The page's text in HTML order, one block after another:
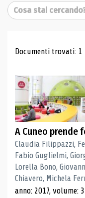
Cerca
Risultati
Documenti trovati: 1
A Cuneo prende
Claudia Filippazzi,
Fabio Guglielmi,
Lorella Bono,
Chiavero, Michela
anno: 2017, volume: